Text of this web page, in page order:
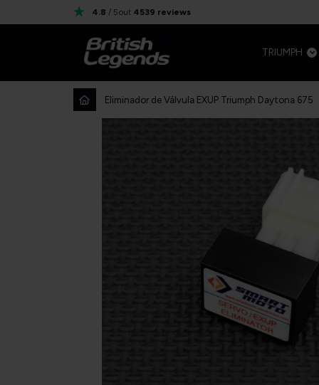
4.8 / 5out 4539 reviews
TRIUMPH
Eliminador de Válvula EXUP Triumph Daytona 675